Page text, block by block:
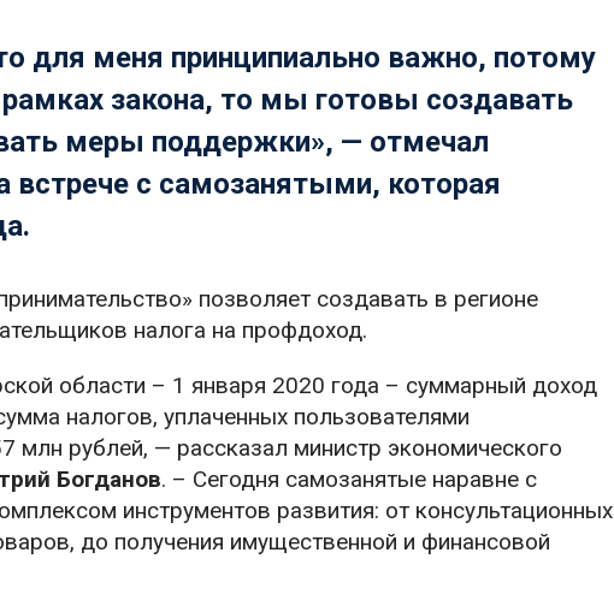
для меня принципиально важно, потому
закона, то мы готовы создавать
меры поддержки», — отмечал
встрече с самозанятыми, которая
позволяет создавать в регионе
налога на профдоход.
области – 1 января 2020 года – суммарный доход
налогов, уплаченных пользователями
млн рублей, — рассказал министр экономического
Богданов. – Сегодня самозанятые наравне с
инструментов развития: от консультационных
до получения имущественной и финансовой